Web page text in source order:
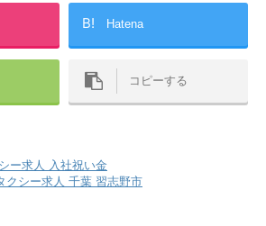
B! Hatena
コピーする
ー求人 入社祝い金
クシー求人 千葉 習志野市